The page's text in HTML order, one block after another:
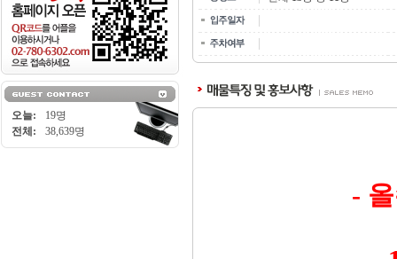
오늘:
19명
전체:
38,639명
-